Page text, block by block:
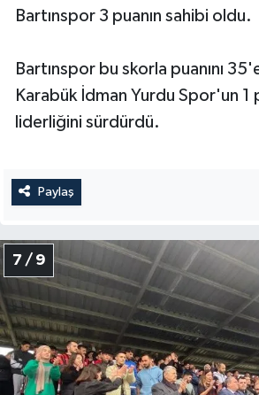
Bartınspor 3 puanın sahibi oldu.
Bartınspor bu skorla puanını
Karabük İdman Yurdu Spor'un 1
liderliğini sürdürdü.
Paylaş
7 / 9